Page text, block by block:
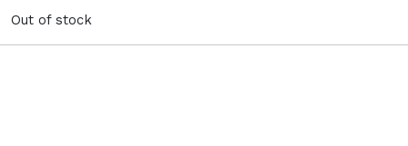
Out of stock